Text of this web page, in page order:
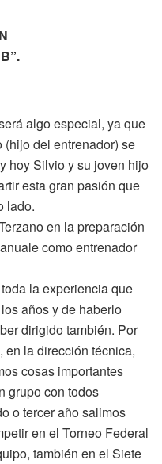
algo especial, ya que
del entrenador) se
hoy Silvio y su joven hijo
esta gran pasión que
lado.
en la preparación
como entrenador
la experiencia que
años y de haberlo
dirigido también. Por
en la dirección técnica,
cosas importantes
grupo con todos
o tercer año salimos
en el Torneo Federal
también en el Siete